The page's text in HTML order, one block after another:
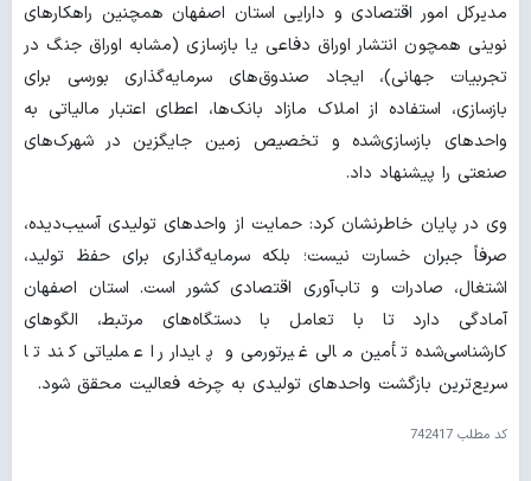
مدیرکل امور اقتصادی و دارایی استان اصفهان همچنین راهکارهای
نوینی همچون انتشار اوراق دفاعی یا بازسازی (مشابه اوراق جنگ در
تجربیات جهانی)، ایجاد صندوق‌های سرمایه‌گذاری بورسی برای
بازسازی، استفاده از املاک مازاد بانک‌ها، اعطای اعتبار مالیاتی به
واحدهای بازسازی‌شده و تخصیص زمین جایگزین در شهرک‌های
صنعتی را پیشنهاد داد.
وی در پایان خاطرنشان کرد: حمایت از واحدهای تولیدی آسیب‌دیده،
صرفاً جبران خسارت نیست؛ بلکه سرمایه‌گذاری برای حفظ تولید،
اشتغال، صادرات و تاب‌آوری اقتصادی کشور است. استان اصفهان
آمادگی دارد تا با تعامل با دستگاه‌های مرتبط، الگوهای
کارشناسی‌شده تأمین مالی غیرتورمی و پایدار را عملیاتی کند تا
سریع‌ترین بازگشت واحدهای تولیدی به چرخه فعالیت محقق شود.
کد مطلب 742417